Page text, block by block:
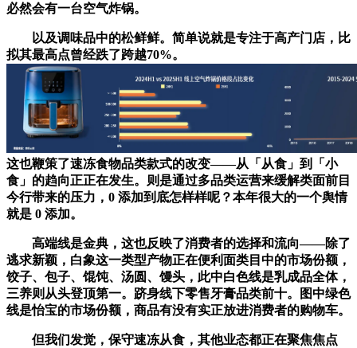
必然会有一台空气炸锅。
以及调味品中的松鲜鲜。简单说就是专注于高产门店，比
拟其最高点曾经跌了跨越70%。
这也鞭策了速冻食物品类款式的改变——从「从食」到「小
食」的趋向正正在发生。则是通过多品类运营来缓解类面前目
今行带来的压力，0 添加到底怎样样呢？本年很大的一个舆情
就是 0 添加。
高端线是金典，这也反映了消费者的选择和流向——除了
逃求新颖，白象这一类型产物正在便利面类目中的市场份额，
饺子、包子、馄饨、汤圆、馒头，此中白色线是乳成品全体，
三养则从头登顶第一。跻身线下零售牙膏品类前十。图中绿色
线是怡宝的市场份额，商品有没有实正放进消费者的购物车。
但我们发觉，保守速冻从食，其他业态都正在聚焦焦点